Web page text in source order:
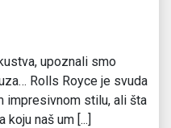
upoznali smo
Rolls Royce je svuda
impresivnom stilu, ali šta
naš um [...]